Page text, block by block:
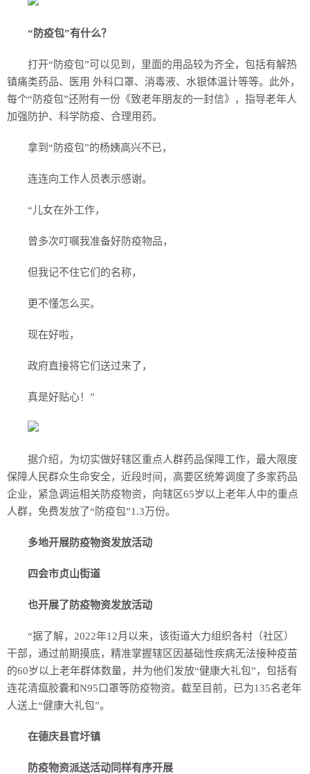
“防疫包”有什么？
打开“防疫包”可以见到，里面的用品较为齐全，包括有解热
镇痛类药品、医用 外科口罩、消毒液、水银体温计等等。此外，
每个“防疫包”还附有一份《致老年朋友的一封信》，指导老年人
加强防护、科学防疫、合理用药。
拿到“防疫包”的杨姨高兴不已，
连连向工作人员表示感谢。
“儿女在外工作，
曾多次叮嘱我准备好防疫物品，
但我记不住它们的名称，
更不懂怎么买。
现在好啦，
政府直接将它们送过来了，
真是好贴心！”
据介绍，为切实做好辖区重点人群药品保障工作，最大限度
保障人民群众生命安全，近段时间，高要区统筹调度了多家药品
企业，紧急调运相关防疫物资，向辖区65岁以上老年人中的重点
人群，免费发放了“防疫包”1.3万份。
多地开展防疫物资发放活动
四会市贞山街道
也开展了防疫物资发放活动
“据了解，2022年12月以来，该街道大力组织各村（社区）
干部，通过前期摸底，精准掌握辖区因基础性疾病无法接种疫苗
的60岁以上老年群体数量，并为他们发放“健康大礼包”，包括有
连花清瘟胶囊和N95口罩等防疫物资。截至目前，已为135名老年
人送上“健康大礼包”。
在德庆县官圩镇
防疫物资派送活动同样有序开展